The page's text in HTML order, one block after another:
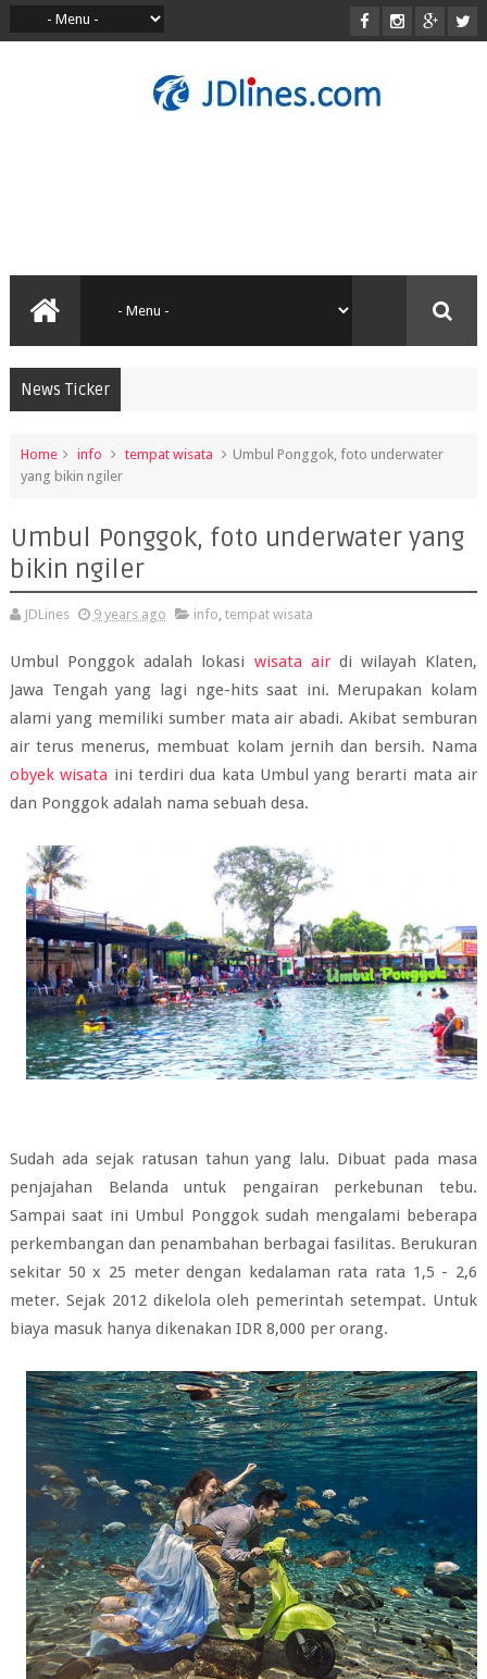
News Ticker
Home info tempat wisata
Umbul Ponggok, foto underwater
yang bikin ngiler
Umbul Ponggok, foto underwater yang
bikin ngiler
JDLines 9 years ago info, tempat wisata
Umbul Ponggok adalah lokasi wisata airdi wilayah Klaten,
Jawa Tengah yang lagi nge-hits saat ini. Merupakan kolam
alami yang memiliki sumber mata air abadi. Akibat semburan
air terus menerus, membuat kolam jernih dan bersih. Nama
obyek wisata ini terdiri dua kata Umbul yang berarti mata air
dan Ponggok adalah nama sebuah desa.
Sudah ada sejak ratusan tahun yang lalu. Dibuat pada masa
penjajahan Belanda untuk pengairan perkebunan tebu.
Sampai saat ini Umbul Ponggok sudah mengalami beberapa
perkembangan dan penambahan berbagai fasilitas. Berukuran
sekitar 50 x 25 meter dengan kedalaman rata rata 1,5 - 2,6
meter. Sejak 2012 dikelola oleh pemerintah setempat. Untuk
biaya masuk hanya dikenakan IDR 8,000 per orang.